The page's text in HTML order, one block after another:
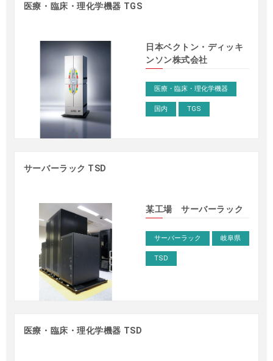
事例 – サーバーラック
医療・臨床・理化学機器 TGS
日本ベクトン・ディッキ
ンソン株式会社
医療・臨床・理化学機器
国内 TGS
サーバーラック TSD
某工場 サーバーラック
サーバーラック 岐阜県
TSD
医療・臨床・理化学機器 TSD